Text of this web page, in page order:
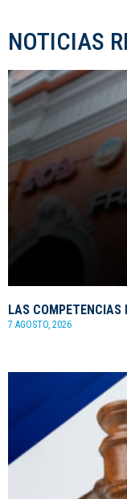
NOTICIAS
LAS COMPETENCIAS
7 AGOSTO, 2026